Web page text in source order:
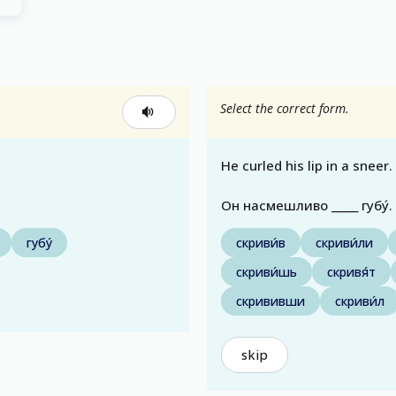
губу́
Select the correct form.
He curled his lip in a sneer.
Он насмешливо _____ губу́.
скриви́в
скриви́ли
скриви́шь
скривя́т
скрививши
скриви́л
skip